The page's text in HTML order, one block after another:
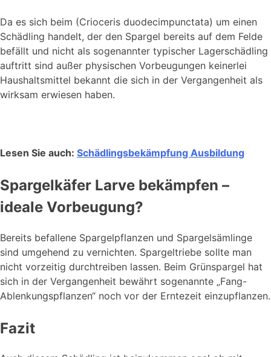
Da es sich beim (Crioceris duodecimpunctata) um einen
Schädling handelt, der den Spargel bereits auf dem Felde
befällt und nicht als sogenannter typischer Lagerschädling
auftritt sind außer physischen Vorbeugungen keinerlei
Haushaltsmittel bekannt die sich in der Vergangenheit als
wirksam erwiesen haben.
Lesen Sie auch: Schädlingsbekämpfung Ausbildung
Spargelkäfer Larve bekämpfen –
ideale Vorbeugung?
Bereits befallene Spargelpflanzen und Spargelsämlinge
sind umgehend zu vernichten. Spargeltriebe sollte man
nicht vorzeitig durchtreiben lassen. Beim Grünspargel hat
sich in der Vergangenheit bewährt sogenannte „Fang-
Ablenkungspflanzen“ noch vor der Erntezeit einzupflanzen.
Fazit